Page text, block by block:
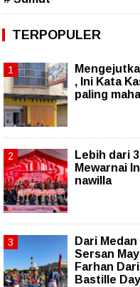
TERPOPULER
, Ini Kata
paling
Lebih dari
Mewarnai
nawilla
‎Dari
Sersan
Farhan
Bastille